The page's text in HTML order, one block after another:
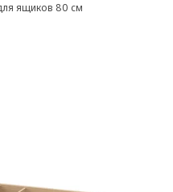
ящиков 80 см